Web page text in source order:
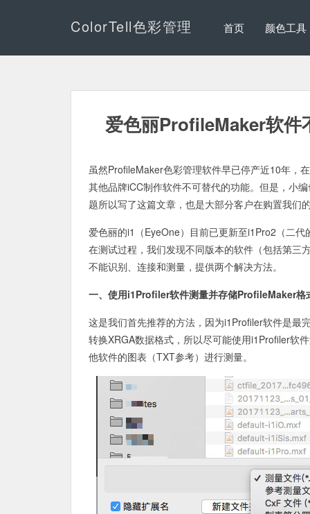
ColorTell色彩管理 首页 颜色工具
爱色丽ProfileMaker软件
虽然ProfileMaker色彩管理软件早已停产近10年，
其他品牌iCC制作软件不可替代的功能。但是，小
题所以写了这篇文章，也是大部分客户在购置我们
爱色丽的i1（EyeOne）目前已更新至i1Pro2（二
在测试过程，我们发现不同版本的软件（包括第三
不能识别、连接和测量，提供两个解决方法。
一、使用i1Profiler软件测量并存储ProfileMaker格
这是我们首先推荐的方法，因为i1Profiler软件是最
转换XRGA数据格式，所以尽可能使用i1Profiler软
他软件的图表（TXT参考）进行测量。